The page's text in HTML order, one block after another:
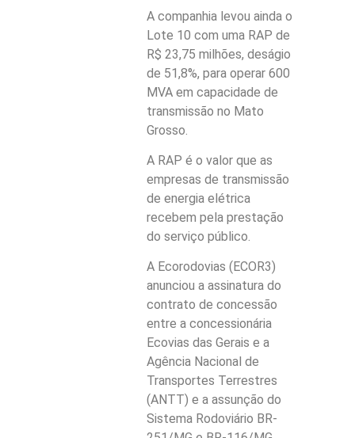
A companhia levou ainda o
Lote 10 com uma RAP de
R$ 23,75 milhões, deságio
de 51,8%, para operar 600
MVA em capacidade de
transmissão no Mato
Grosso.
A RAP é o valor que as
empresas de transmissão
de energia elétrica
recebem pela prestação
do serviço público.
A Ecorodovias (ECOR3)
anunciou a assinatura do
contrato de concessão
entre a concessionária
Ecovias das Gerais e a
Agência Nacional de
Transportes Terrestres
(ANTT) e a assunção do
Sistema Rodoviário BR-